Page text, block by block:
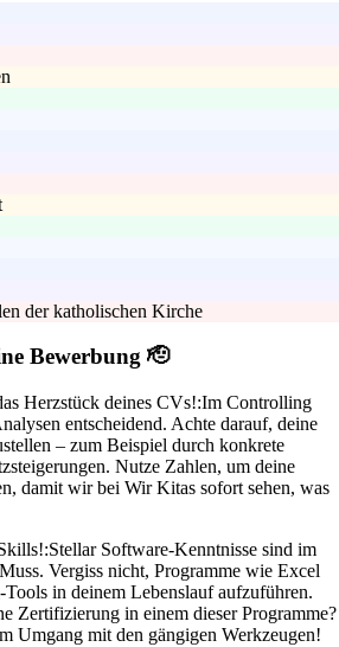
der katholischen Kirche
Bewerbung 🫡
Herzstück deines CVs!:Im Controlling
entscheidend. Achte darauf, deine
– zum Beispiel durch konkrete
Nutze Zahlen, um deine
damit wir bei Wir Kitas sofort sehen, was
Stellar Software-Kenntnisse sind im
Vergiss nicht, Programme wie Excel
in deinem Lebenslauf aufzuführen.
Zertifizierung in einem dieser Programme?
Umgang mit den gängigen Werkzeugen!